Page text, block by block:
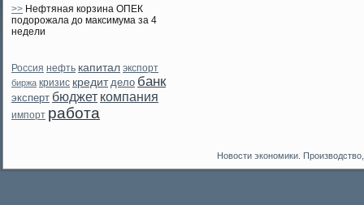
>> Нефтяная корзина ОПЕК
подорожала до максимума за 4
недели
Россия нефть капитал экспорт
биржа кризис кредит дело банк
эксперт бюджет компания
импорт работа
Новости экономики.